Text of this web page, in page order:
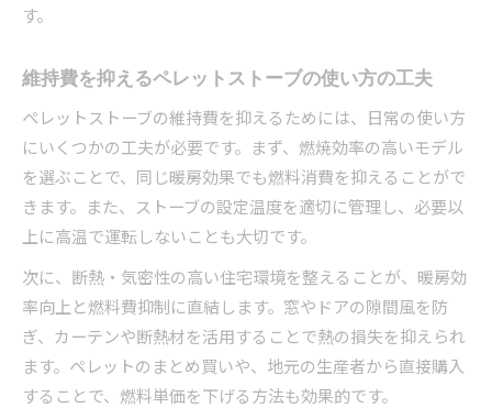
す。
維持費を抑えるペレットストーブの使い方の工夫
ペレットストーブの維持費を抑えるためには、日常の使い方
にいくつかの工夫が必要です。まず、燃焼効率の高いモデル
を選ぶことで、同じ暖房効果でも燃料消費を抑えることがで
きます。また、ストーブの設定温度を適切に管理し、必要以
上に高温で運転しないことも大切です。
次に、断熱・気密性の高い住宅環境を整えることが、暖房効
率向上と燃料費抑制に直結します。窓やドアの隙間風を防
ぎ、カーテンや断熱材を活用することで熱の損失を抑えられ
ます。ペレットのまとめ買いや、地元の生産者から直接購入
することで、燃料単価を下げる方法も効果的です。